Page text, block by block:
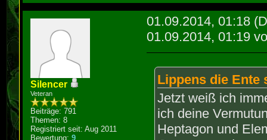
Silencer
Veteran
Beiträge: 791
Themen: 8
Registriert seit: Aug 2011
Bewertung:9
01.09.2014, 01:18
01.09.2014, 01:19
Lippens die Ente
Jetzt weiß ich
ich deine
Heptagon und